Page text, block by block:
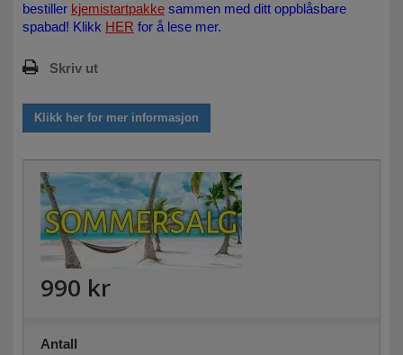
bestiller kjemistartpakke sammen med ditt oppblåsbare
spabad! Klikk HER for å lese mer.
Skriv ut
Klikk her for mer informasjon
990 kr
Antall